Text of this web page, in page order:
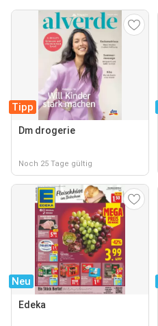
Tipp
Dm drogerie
Noch 25 Tage gültig
Neu
Edeka